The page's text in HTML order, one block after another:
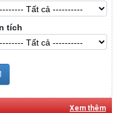
tích
Xem thêm